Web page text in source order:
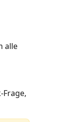
alle